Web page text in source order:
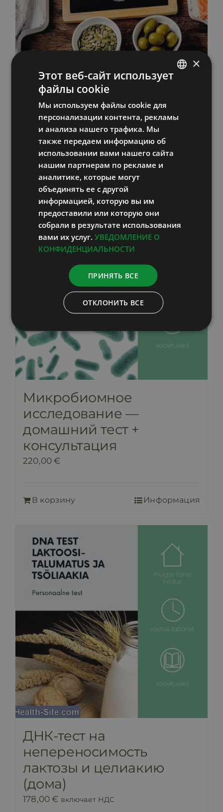
Omegametrix —
домашний тест +
консультация
100,00€
В корзину Информация
Микробиомное
исследование —
домашний тест +
консультация
220,00€
В корзину Информация
ДНК-тест на
непереносимость
лактозы и целиакию
(дома)
178,00€ включает НДС
RUSSIAN
LATVIAN
×
Этот веб-сайт использует
файлы cookie
Мы используем файлы cookie для
персонализации контента, рекламы
и анализа нашего трафика. Мы
также передаем информацию об
использовании вами нашего сайта
нашим партнерам по рекламе и
аналитике, которые могут
объединять ее с другой
информацией, которую вы им
предоставили или которую они
собрали в результате использования
вами их услуг. УВЕДОМЛЕНИЕ О
КОНФИДЕНЦИАЛЬНОСТИ
ПРИНЯТЬ ВСЕ
ОТКЛОНИТЬ ВСЕ